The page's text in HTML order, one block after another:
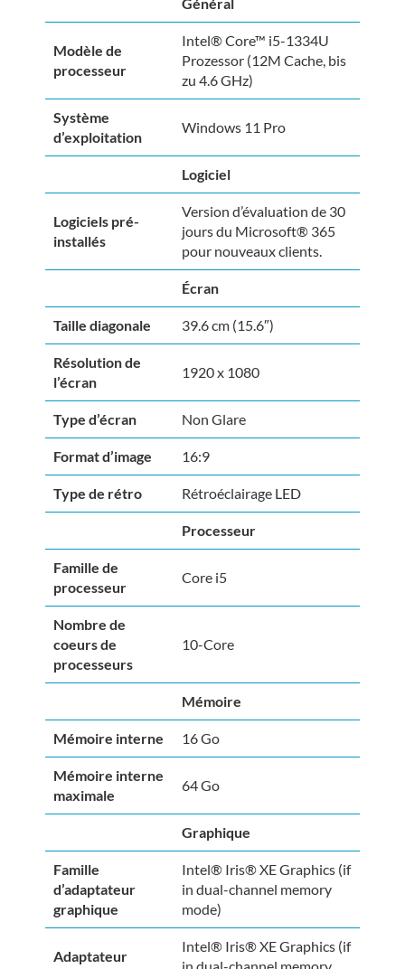
Modèle de
processeur
Intel® Core™ i5-1334U
Prozessor (12M Cache, bis
zu 4.6 GHz)
Système
d’exploitation
Windows 11 Pro
Logiciel
Logiciels pré-
installés
Version d’évaluation de 30
jours du Microsoft® 365
pour nouveaux clients.
Écran
Taille diagonale 39.6 cm (15.6″)
Résolution de
l’écran
1920 x 1080
Type d’écran Non Glare
Format d’image 16:9
Type de rétro Rétroéclairage LED
Processeur
Famille de
processeur
Core i5
Nombre de
coeurs de
processeurs
10-Core
Mémoire
Mémoire interne 16 Go
Mémoire interne
maximale
64 Go
Graphique
Famille
d’adaptateur
graphique
Intel® Iris® XE Graphics (if
in dual-channel memory
mode)
Adaptateur
Intel® Iris® XE Graphics (if
in dual-channel memory